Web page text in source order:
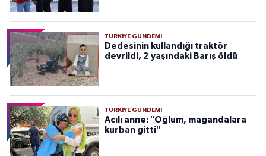
TÜRKIYE GÜNDEMI
Dedesinin kullandığı traktör
devrildi, 2 yaşındaki Barış öldü
TÜRKIYE GÜNDEMI
Acılı anne: "Oğlum, magandalara
kurban gitti"